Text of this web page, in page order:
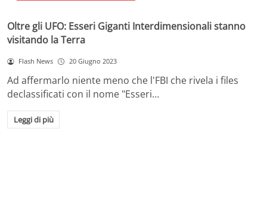
Oltre gli UFO: Esseri Giganti Interdimensionali stanno
visitando la Terra
Flash News 20 Giugno 2023
Ad affermarlo niente meno che l'FBI che rivela i files
declassificati con il nome "Esseri…
Leggi di più